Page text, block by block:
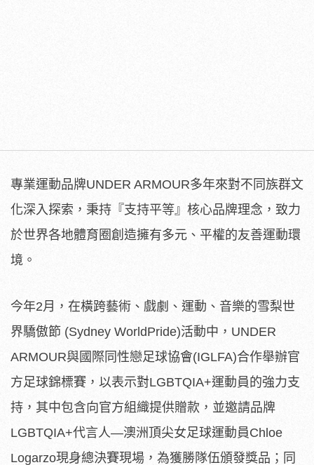
專業運動品牌UNDER ARMOUR多年來對不同族群文
化深入探索，秉持『支持平等』核心品牌理念，致力
於世界各地體育圈創造擁有多元、平權的友善運動環
境。
今年2月，在橫跨藝術、戲劇、運動、 音樂的雪梨世
界驕傲節 (Sydney WorldPride)活動中，UNDER
ARMOUR與國際同性戀足球協會(IGLFA)合作舉辦官
方足球錦標賽，以表示對LGBTQIA+運動員的強力支
持， 其中包含向官方組織提供贈款，並邀請品牌
LGBTQIA+代言人—澳洲頂尖女足球運動員Chloe
Logarzo現身總決賽現場，為獲勝隊伍頒發獎品；同